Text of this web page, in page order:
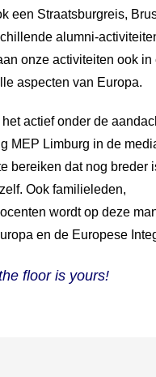
een Straatsburgreis,
alumni-
onze activiteiten ook in
aspecten van Europa.
actief onder de
MEP Limburg in de
bereiken dat nog breder
Ook familieleden,
wordt op deze
en de Europese
floor is yours!